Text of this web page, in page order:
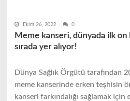
Ekim 26, 2022 0
Meme kanseri, dünyada ilk on
sırada yer alıyor!
Dünya Sağlık Örgütü tarafından
meme kanserinde erken teşhisin
kanseri farkındalığı sağlamak için